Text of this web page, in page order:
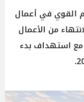
القوي في أعمال
من الأعمال
مع استهداف بدء